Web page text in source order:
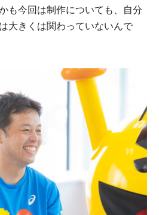
も今回は制作についても、自分
大きくは関わっていないんで